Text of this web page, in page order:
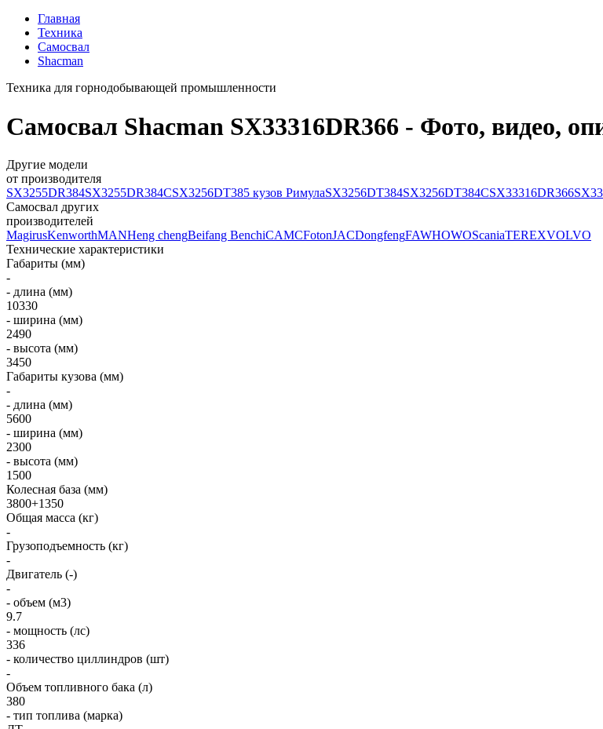
Главная
Техника
Самосвал
Shacman
Техника для горнодобывающей промышленности
Самосвал Shacman SX33316DR366 - Фото, видео,
Другие модели
от производителя
SX3255DR384SX3255DR384CSX3256DT385 кузов РимулаSX3256DT384SX3256DT384СSX33316DR366
Самосвал других
производителей
MagirusKenworthMANHeng chengBeifang BenchiCAMCFotonJACDongfengFAWHOWOScaniaTEREXVOLVO
Технические характеристики
Габариты (мм)
-
- длина (мм)
10330
- ширина (мм)
2490
- высота (мм)
3450
Габариты кузова (мм)
-
- длина (мм)
5600
- ширина (мм)
2300
- высота (мм)
1500
Колесная база (мм)
3800+1350
Общая масса (кг)
-
Грузоподъемность (кг)
-
Двигатель (-)
-
- объем (м3)
9.7
- мощность (лс)
336
- количество циллиндров (шт)
-
Объем топливного бака (л)
380
- тип топлива (марка)